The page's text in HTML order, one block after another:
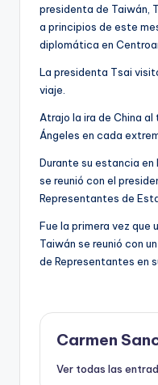
presidenta de Taiwán,
a principios de este
diplomática en
La presidenta Tsai
viaje.
Atrajo la ira de China
Ángeles en cada
Durante su estancia en
se reunió con el
Representantes de
Fue la primera vez que
Taiwán se reunió con
de Representantes en
Carmen
Ver todas las